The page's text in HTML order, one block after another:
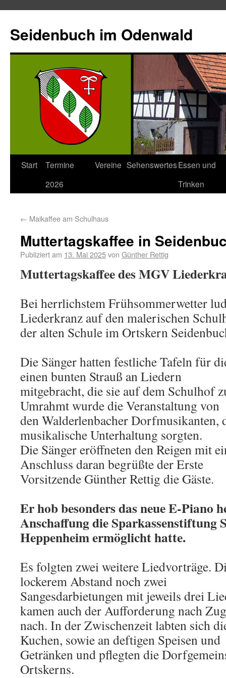
Seidenbuch im Odenwald
Start
Termine
2026
Vereine SehenswertesEssen und
Trinken
← Maikaffee am Schulhaus
Muttertagskaffee in
Publiziert am 13. Mai 2025von Günther Rettig
Muttertagskaffee des MGV
Bei herrlichstem Frühsommerwetter
Liederkranz auf den malerischen
der alten Schule im Ortskern
Die Sänger hatten festliche Tafeln für
einen bunten Strauß an Liedern
mitgebracht, die sie auf dem Schulhof
Umrahmt wurde die Veranstaltung von
den Walderlenbacher Dorfmusikanten,
musikalische Unterhaltung sorgten.
Die Sänger eröffneten den Reigen mit
Anschluss daran begrüßte der Erste
Vorsitzende Günther Rettig die Gäste.
Er hob besonders das neue E-Piano
Anschaffung die Sparkassenstiftung
Heppenheim ermöglicht hatte.
Es folgten zwei weitere Liedvorträge.
lockerem Abstand noch zwei
Sangesdarbietungen mit jeweils drei
kamen auch der Aufforderung nach
nach. In der Zwischenzeit labten sich
Kuchen, sowie an deftigen Speisen und
Getränken und pflegten die
Ortskerns.